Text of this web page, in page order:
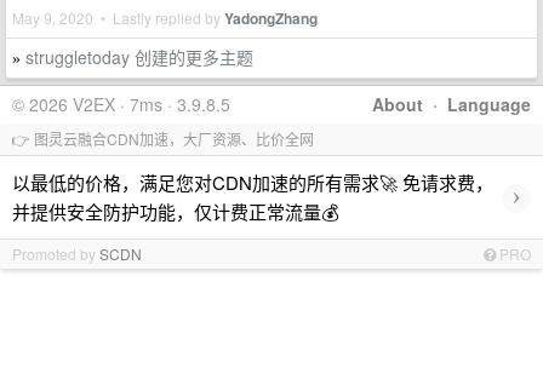
May 9, 2020 • Lastly replied byYadongZhang
» struggletoday 创建的更多主题
About · Language
© 2026 V2EX · 7ms · 3.9.8.5
👉 图灵云融合CDN加速，大厂资源、比价全网
以最低的价格，满足您对CDN加速的所有需求🚀 免请求费，
并提供安全防护功能，仅计费正常流量💰
›
Promoted bySCDN PRO